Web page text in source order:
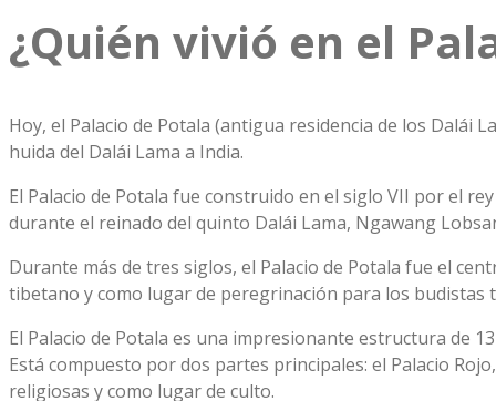
¿Quién vivió en el
Hoy, el Palacio de Potala (antigua residencia de los Dalái
huida del Dalái Lama a India.
El Palacio de Potala fue construido en el siglo VII por el
durante el reinado del quinto Dalái Lama, Ngawang
Durante más de tres siglos, el Palacio de Potala fue el
tibetano y como lugar de peregrinación para los budistas
El Palacio de Potala es una impresionante estructura de
Está compuesto por dos partes principales: el Palacio
religiosas y como lugar de culto.